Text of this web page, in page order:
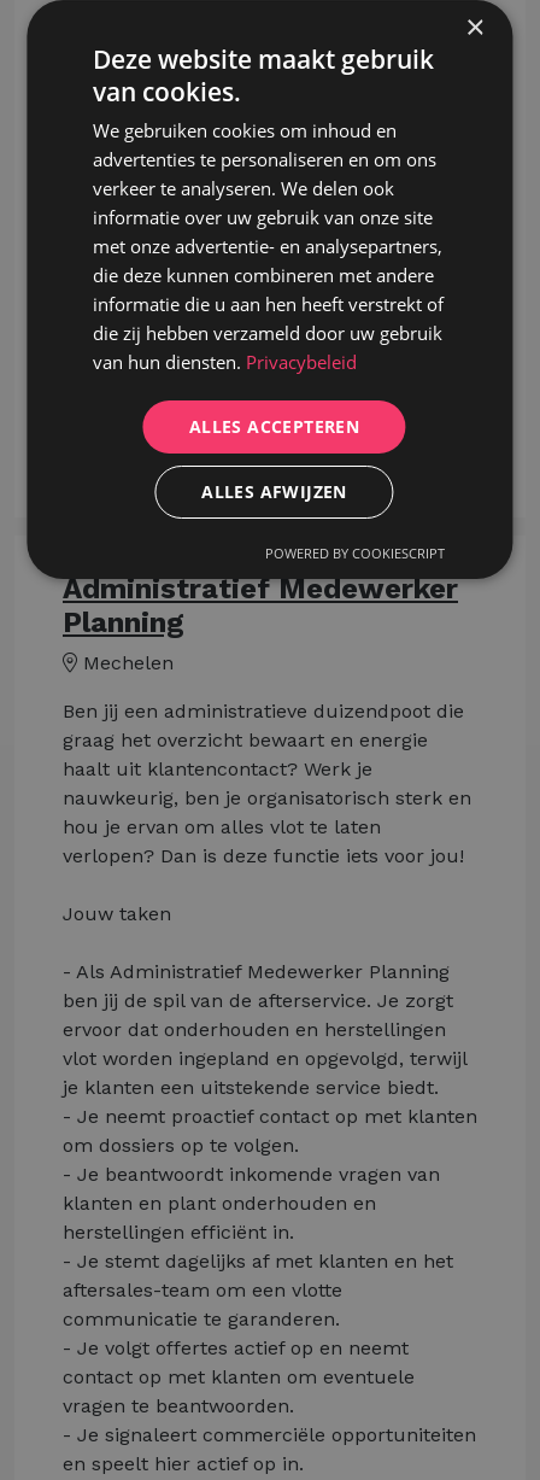
- Je verzamelt en controleert bestellingen
van groenten, fruit en voedingsproducten.
- Je zet goederen klaar voor transport en
zorgt voor een correcte verpakking.
- Je ontvangt leveringen en stockeert
producten volgens de geldende kwaliteits-
en hygiënenormen.
- Je werkt met een elektrische transpallet
en houdt het magazijn netjes en
georganiseerd.
- Je werkt in een vaste nachtploeg van
met zaterdag.
Meer lezen
Administratief Medewerker
Planning
Mechelen
Ben jij een administratieve duizendpoot die
graag het overzicht bewaart en energie
haalt uit klantencontact? Werk je
nauwkeurig, ben je organisatorisch sterk en
hou je ervan om alles vlot te laten
verlopen? Dan is deze functie iets voor jou!
Jouw taken
- Als Administratief Medewerker Planning
ben jij de spil van de afterservice. Je zorgt
ervoor dat onderhouden en herstellingen
vlot worden ingepland en opgevolgd, terwijl
je klanten een uitstekende service biedt.
- Je neemt proactief contact op met klanten
om dossiers op te volgen.
- Je beantwoordt inkomende vragen van
klanten en plant onderhouden en
herstellingen efficiënt in.
- Je stemt dagelijks af met klanten en het
aftersales-team om een vlotte
communicatie te garanderen.
- Je volgt offertes actief op en neemt
contact op met klanten om eventuele
vragen te beantwoorden.
- Je signaleert commerciële opportuniteiten
en speelt hier actief op in.
×
Deze website maakt gebruik
van cookies.
We gebruiken cookies om inhoud en
advertenties te personaliseren en om ons
verkeer te analyseren. We delen ook
informatie over uw gebruik van onze site
met onze advertentie- en analysepartners,
die deze kunnen combineren met andere
informatie die u aan hen heeft verstrekt of
die zij hebben verzameld door uw gebruik
van hun diensten. Privacybeleid
ALLES ACCEPTEREN
ALLES AFWIJZEN
POWERED BY COOKIESCRIPT